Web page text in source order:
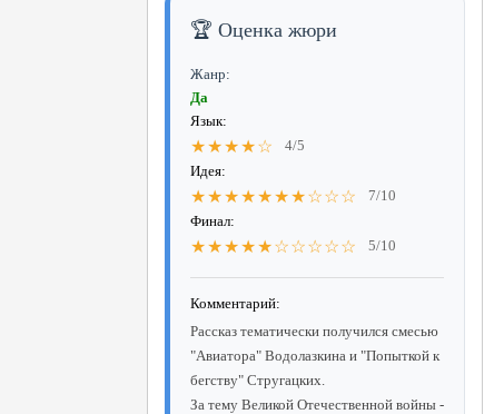
🏆 Оценка жюри
Жанр:
Да
Язык:
★★★★☆
4/5
Идея:
★★★★★★★☆☆☆
7/10
Финал:
★★★★★☆☆☆☆☆ 5/10
Комментарий:
Рассказ тематически получился смесью
"Авиатора" Водолазкина и "Попыткой к
бегству" Стругацких.
За тему Великой Отечественной войны -